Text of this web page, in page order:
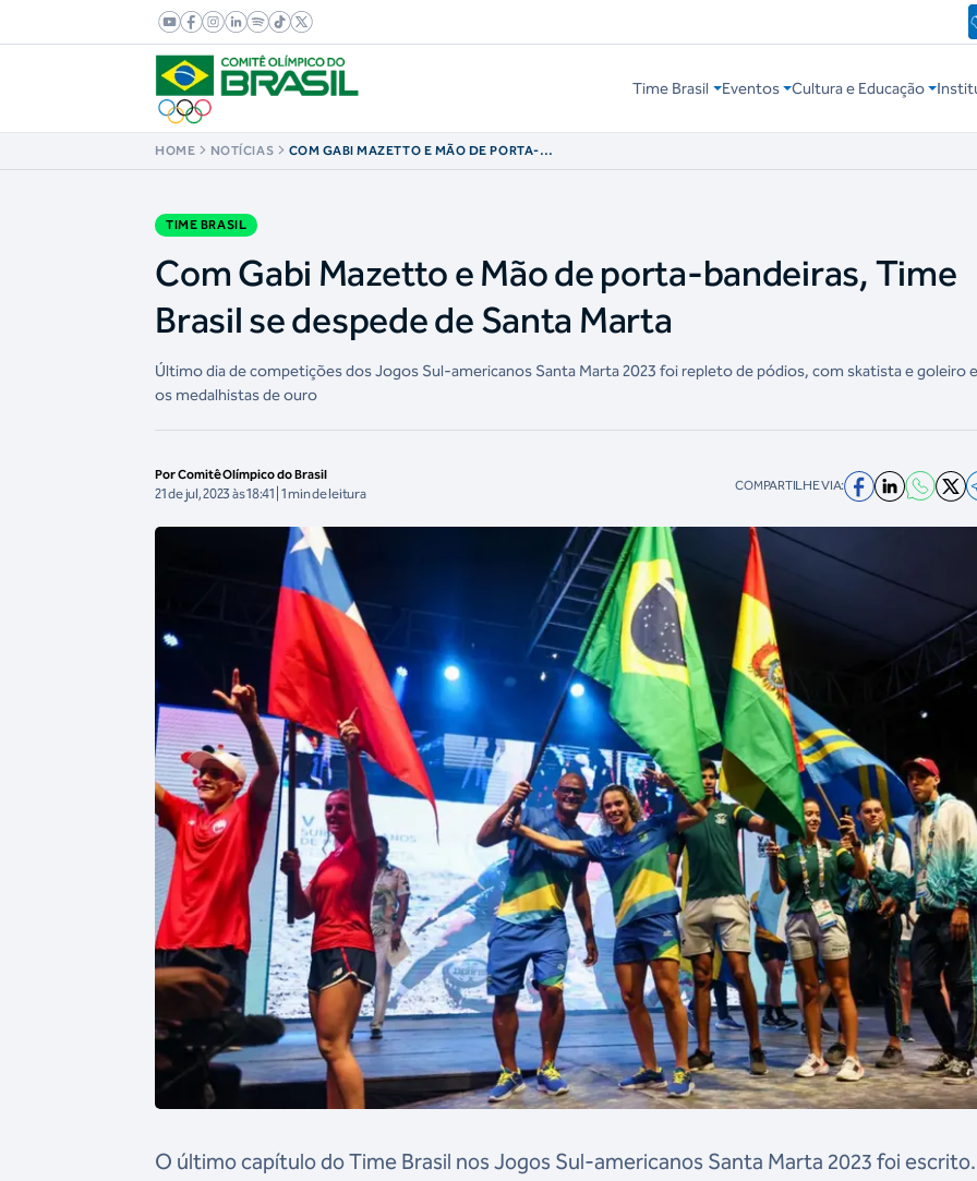
Time Brasil Eventos Cultura e Educação
HOME NOTÍCIAS
COM GABI MAZETTO E MÃO DE PORTA-
TIME BRASIL
Com Gabi Mazetto e Mão de porta-bandeiras, Time
Brasil se despede de Santa Marta
Último dia de competições dos Jogos Sul-americanos Santa Marta 2023 foi repleto de pódios, com skatista e goleiro
os medalhistas de ouro
Por Comitê Olímpico do Brasil
21 de jul, 2023 às 18:41 | 1 min de leitura COMPARTILHE VIA:
O último capítulo do Time Brasil nos Jogos Sul-americanos Santa Marta 2023 foi